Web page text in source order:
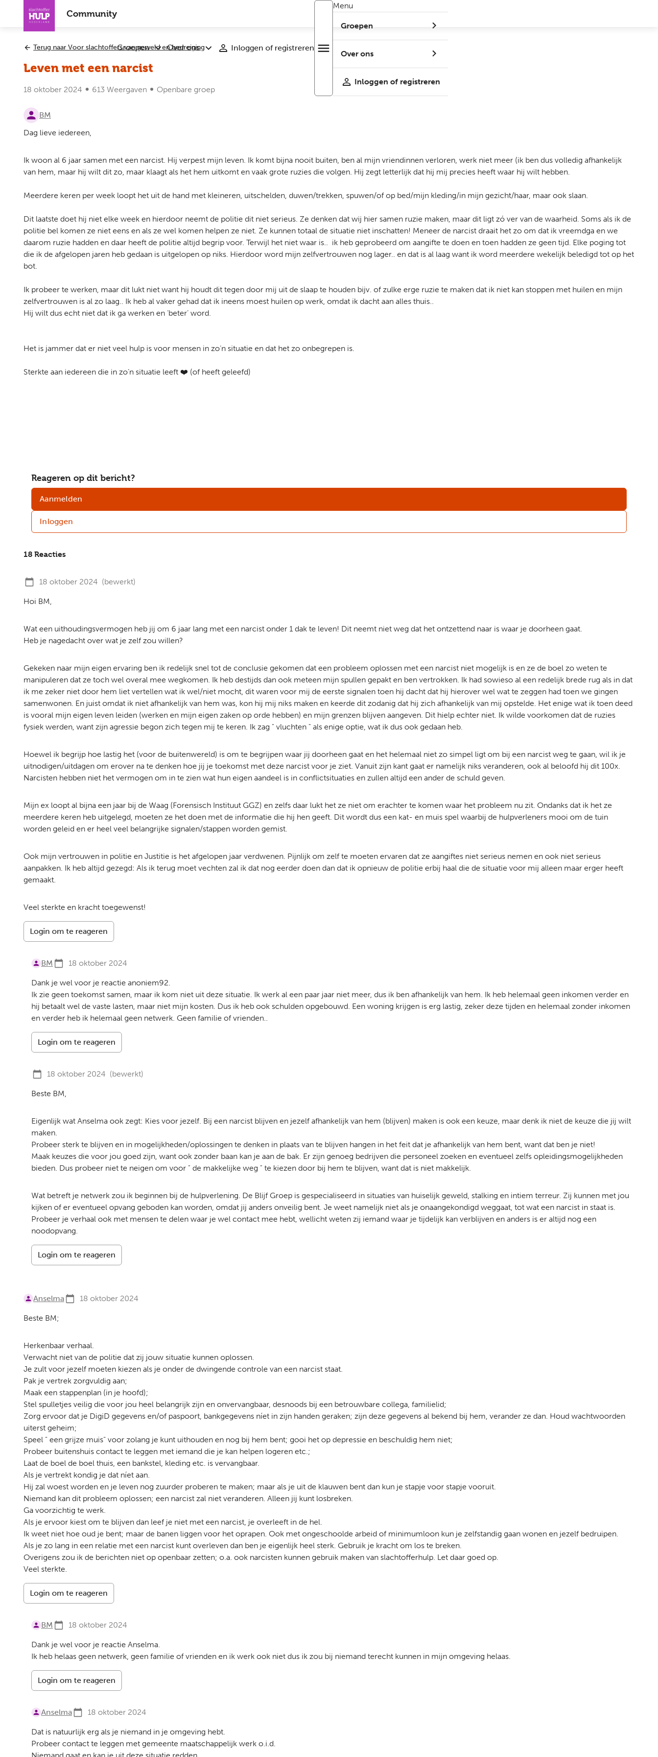
Overslaan
Community
Groepen Submenu
Over ons SubmenuInloggen of registreren Open
Menu
Groepen
Groepen
Over ons
Over
Inloggen of registreren
Terug naar Voor slachtoffers van geweld en bedreiging
Leven met een narcist
18 oktober 2024 613 Weergaven Openbare groep
BM
Dag lieve iedereen,
Ik woon al 6 jaar samen met een narcist. Hij verpest mijn leven. Ik komt bijna nooit buiten, ben al mijn vriendinnen verloren, werk niet meer (ik ben dus volledig afhankelijk
van hem, maar hij wilt dit zo, maar klaagt als het hem uitkomt en vaak grote ruzies die volgen. Hij zegt letterlijk dat hij mij precies heeft waar hij wilt hebben.
Meerdere keren per week loopt het uit de hand met kleineren, uitschelden, duwen/trekken, spuwen/of op bed/mijn kleding/in mijn gezicht/haar, maar ook slaan.
Dit laatste doet hij niet elke week en hierdoor neemt de politie dit niet serieus. Ze denken dat wij hier samen ruzie maken, maar dit ligt zó ver van de waarheid. Soms als ik de
politie bel komen ze niet eens en als ze wel komen helpen ze niet. Ze kunnen totaal de situatie niet inschatten! Meneer de narcist draait het zo om dat ik vreemdga en we
daarom ruzie hadden en daar heeft de politie altijd begrip voor. Terwijl het niet waar is.. ik heb geprobeerd om aangifte te doen en toen hadden ze geen tijd. Elke poging tot
die ik de afgelopen jaren heb gedaan is uitgelopen op niks. Hierdoor word mijn zelfvertrouwen nog lager.. en dat is al laag want ik word meerdere wekelijk beledigd tot op het
bot.
Ik probeer te werken, maar dit lukt niet want hij houdt dit tegen door mij uit de slaap te houden bijv. of zulke erge ruzie te maken dat ik niet kan stoppen met huilen en mijn
zelfvertrouwen is al zo laag.. Ik heb al vaker gehad dat ik ineens moest huilen op werk, omdat ik dacht aan alles thuis..
Hij wilt dus echt niet dat ik ga werken en ‘beter’ word.
Het is jammer dat er niet veel hulp is voor mensen in zo’n situatie en dat het zo onbegrepen is.
Sterkte aan iedereen die in zo’n situatie leeft ❤️ (of heeft geleefd)
Reageren op dit bericht?
Aanmelden
Inloggen
18 Reacties
18 oktober 2024 (bewerkt)
Hoi BM,
Wat een uithoudingsvermogen heb jij om 6 jaar lang met een narcist onder 1 dak te leven! Dit neemt niet weg dat het ontzettend naar is waar je doorheen gaat.
Heb je nagedacht over wat je zelf zou willen?
Gekeken naar mijn eigen ervaring ben ik redelijk snel tot de conclusie gekomen dat een probleem oplossen met een narcist niet mogelijk is en ze de boel zo weten te
manipuleren dat ze toch wel overal mee wegkomen. Ik heb destijds dan ook meteen mijn spullen gepakt en ben vertrokken. Ik had sowieso al een redelijk brede rug als in dat
ik me zeker niet door hem liet vertellen wat ik wel/niet mocht, dit waren voor mij de eerste signalen toen hij dacht dat hij hierover wel wat te zeggen had toen we gingen
samenwonen. En juist omdat ik niet afhankelijk van hem was, kon hij mij niks maken en keerde dit zodanig dat hij zich afhankelijk van mij opstelde. Het enige wat ik toen deed
is vooral mijn eigen leven leiden (werken en mijn eigen zaken op orde hebben) en mijn grenzen blijven aangeven. Dit hielp echter niet. Ik wilde voorkomen dat de ruzies
fysiek werden, want zijn agressie begon zich tegen mij te keren. Ik zag " vluchten " als enige optie, wat ik dus ook gedaan heb.
Hoewel ik begrijp hoe lastig het (voor de buitenwereld) is om te begrijpen waar jij doorheen gaat en het helemaal niet zo simpel ligt om bij een narcist weg te gaan, wil ik je
uitnodigen/uitdagen om erover na te denken hoe jij je toekomst met deze narcist voor je ziet. Vanuit zijn kant gaat er namelijk niks veranderen, ook al beloofd hij dit 100x.
Narcisten hebben niet het vermogen om in te zien wat hun eigen aandeel is in conflictsituaties en zullen altijd een ander de schuld geven.
Mijn ex loopt al bijna een jaar bij de Waag (Forensisch Instituut GGZ) en zelfs daar lukt het ze niet om erachter te komen waar het probleem nu zit. Ondanks dat ik het ze
meerdere keren heb uitgelegd, moeten ze het doen met de informatie die hij hen geeft. Dit wordt dus een kat- en muis spel waarbij de hulpverleners mooi om de tuin
worden geleid en er heel veel belangrijke signalen/stappen worden gemist.
Ook mijn vertrouwen in politie en Justitie is het afgelopen jaar verdwenen. Pijnlijk om zelf te moeten ervaren dat ze aangiftes niet serieus nemen en ook niet serieus
aanpakken. Ik heb altijd gezegd: Als ik terug moet vechten zal ik dat nog eerder doen dan dat ik opnieuw de politie erbij haal die de situatie voor mij alleen maar erger heeft
gemaakt.
Veel sterkte en kracht toegewenst!
Login om te reageren
BM 18 oktober 2024
Dank je wel voor je reactie anoniem92.
Ik zie geen toekomst samen, maar ik kom niet uit deze situatie. Ik werk al een paar jaar niet meer, dus ik ben afhankelijk van hem. Ik heb helemaal geen inkomen verder en
hij betaalt wel de vaste lasten, maar niet mijn kosten. Dus ik heb ook schulden opgebouwd. Een woning krijgen is erg lastig, zeker deze tijden en helemaal zonder inkomen
en verder heb ik helemaal geen netwerk. Geen familie of vrienden..
Login om te reageren
18 oktober 2024 (bewerkt)
Beste BM,
Eigenlijk wat Anselma ook zegt: Kies voor jezelf. Bij een narcist blijven en jezelf afhankelijk van hem (blijven) maken is ook een keuze, maar denk ik niet de keuze die jij wilt
maken.
Probeer sterk te blijven en in mogelijkheden/oplossingen te denken in plaats van te blijven hangen in het feit dat je afhankelijk van hem bent, want dat ben je niet!
Maak keuzes die voor jou goed zijn, want ook zonder baan kan je aan de bak. Er zijn genoeg bedrijven die personeel zoeken en eventueel zelfs opleidingsmogelijkheden
bieden. Dus probeer niet te neigen om voor " de makkelijke weg " te kiezen door bij hem te blijven, want dat is niet makkelijk.
Wat betreft je netwerk zou ik beginnen bij de hulpverlening. De Blijf Groep is gespecialiseerd in situaties van huiselijk geweld, stalking en intiem terreur. Zij kunnen met jou
kijken of er eventueel opvang geboden kan worden, omdat jij anders onveilig bent. Je weet namelijk niet als je onaangekondigd weggaat, tot wat een narcist in staat is.
Probeer je verhaal ook met mensen te delen waar je wel contact mee hebt, wellicht weten zij iemand waar je tijdelijk kan verblijven en anders is er altijd nog een
noodopvang.
Login om te reageren
Anselma 18 oktober 2024
Beste BM;
Herkenbaar verhaal.
Verwacht niet van de politie dat zij jouw situatie kunnen oplossen.
Je zult voor jezelf moeten kiezen als je onder de dwingende controle van een narcist staat.
Pak je vertrek zorgvuldig aan;
Maak een stappenplan (in je hoofd);
Stel spulletjes veilig die voor jou heel belangrijk zijn en onvervangbaar, desnoods bij een betrouwbare collega, familielid;
Zorg ervoor dat je DigiD gegevens en/of paspoort, bankgegevens níet in zijn handen geraken; zijn deze gegevens al bekend bij hem, verander ze dan. Houd wachtwoorden
uiterst geheim;
Speel " een grijze muis" voor zolang je kunt uithouden en nog bij hem bent; gooi het op depressie en beschuldig hem niet;
Probeer buitenshuis contact te leggen met iemand die je kan helpen logeren etc.;
Laat de boel de boel thuis, een bankstel, kleding etc. is vervangbaar.
Als je vertrekt kondig je dat níet aan.
Hij zal woest worden en je leven nog zuurder proberen te maken; maar als je uit de klauwen bent dan kun je stapje voor stapje vooruit.
Niemand kan dit probleem oplossen; een narcist zal niet veranderen. Alleen jij kunt losbreken.
Ga voorzichtig te werk.
Als je ervoor kiest om te blijven dan leef je niet met een narcist, je overleeft in de hel.
Ik weet niet hoe oud je bent; maar de banen liggen voor het oprapen. Ook met ongeschoolde arbeid of minimumloon kun je zelfstandig gaan wonen en jezelf bedruipen.
Als je zo lang in een relatie met een narcist kunt overleven dan ben je eigenlijk heel sterk. Gebruik je kracht om los te breken.
Overigens zou ik de berichten niet op openbaar zetten; o.a. ook narcisten kunnen gebruik maken van slachtofferhulp. Let daar goed op.
Veel sterkte.
Login om te reageren
BM 18 oktober 2024
Dank je wel voor je reactie Anselma.
Ik heb helaas geen netwerk, geen familie of vrienden en ik werk ook niet dus ik zou bij niemand terecht kunnen in mijn omgeving helaas.
Login om te reageren
Anselma 18 oktober 2024
Dat is natuurlijk erg als je niemand in je omgeving hebt.
Probeer contact te leggen met gemeente maatschappelijk werk o.i.d.